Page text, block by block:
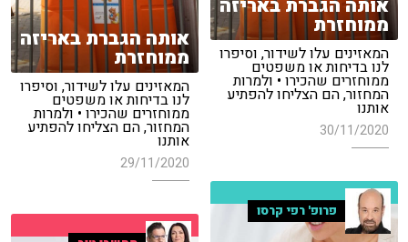
אותה הגברת באריזה
ממוחזרת
המאזינים עלו לשידור, וסיפרו
לנו בדיחות או משפטים
ממוחזרים שהכירו • ולמרות
המחזור, הם הצליחו להפתיע
אותנו
30/11/2020
אותה הגברת באריזה
ממוחזרת
המאזינים עלו לשידור, וסיפרו
לנו בדיחות או משפטים
ממוחזרים שהכירו • ולמרות
המחזור, הם הצליחו להפתיע
אותנו
29/11/2020
פרופ' רפי קרסו